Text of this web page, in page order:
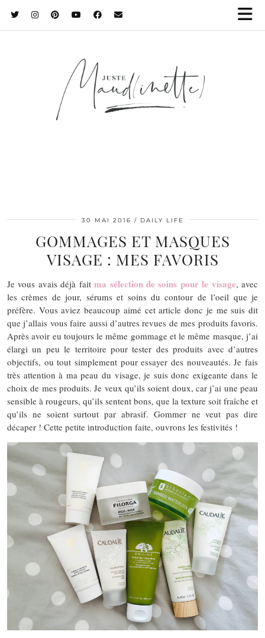
30 MAI 2016 DAILY LIFE
GOMMAGES ET MASQUES
VISAGE : MES FAVORIS
Je vous avais déjà faitma sélection de soins pour le visage, avec
les crèmes de jour, sérums et soins du contour de l’oeil que je
préfère. Vous aviez beaucoup aimé cet article donc je me suis dit
que j’allais vous faire aussi d’autres revues de mes produits favoris.
Après avoir eu toujours le même gommage et le même masque, j’ai
élargi un peu le territoire pour tester des produits avec d’autres
objectifs, ou tout simplement pour essayer des nouveautés. Je fais
très attention à ma peau du visage, je suis donc exigeante dans le
choix de mes produits. Je veux qu’ils soient doux, car j’ai une peau
sensible à rougeurs, qu’ils sentent bons, que la texture soit fraîche et
qu’ils ne soient surtout par abrasif. Gommer ne veut pas dire
décaper ! Cette petite introduction faite, ouvrons les festivités !